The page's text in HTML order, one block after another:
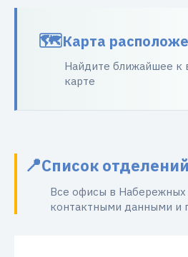
Карта
Найдите ближайшее к
карте
Список отделений
Все офисы в Набережных
контактными данными и